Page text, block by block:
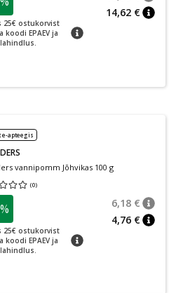
25€ ostukorvist
koodi EPAEV ja
nõuanne
14,62 €
apteegis
vannipomm Jõhvikas 100 g
(0)
hinnang 0.00
25€ ostukorvist
koodi EPAEV ja
nõuanne
6,18 €
4,76 €